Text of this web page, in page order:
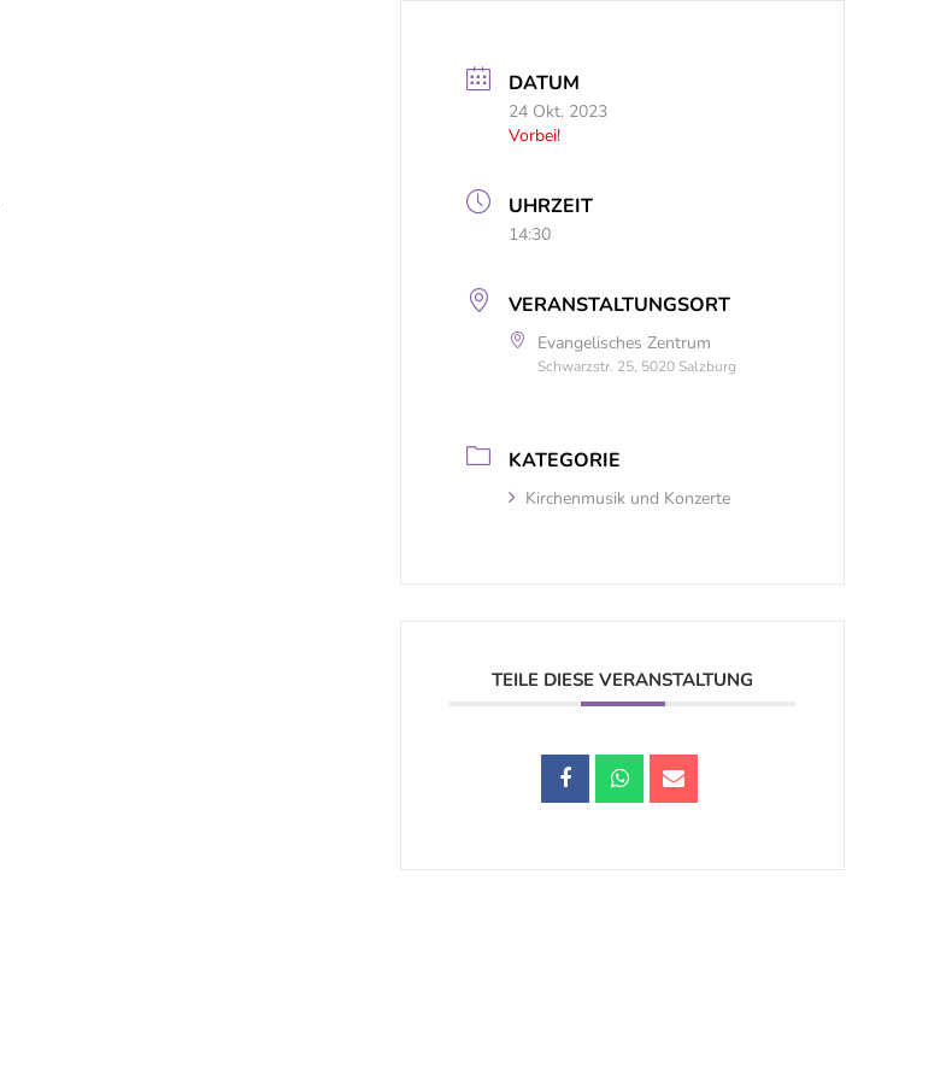
DATUM
24 Okt. 2023
Vorbei!
UHRZEIT
14:30
VERANSTALTUNGSORT
Evangelisches Zentrum
Schwarzstr. 25, 5020 Salzburg
KATEGORIE
Kirchenmusik und Konzerte
TEILE DIESE VERANSTALTUNG